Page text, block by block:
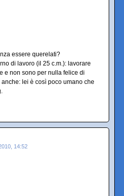
essere querelati?
di lavoro (il 25 c.m.): lavorare
e non sono per nulla felice di
lei è così poco umano che
14:52